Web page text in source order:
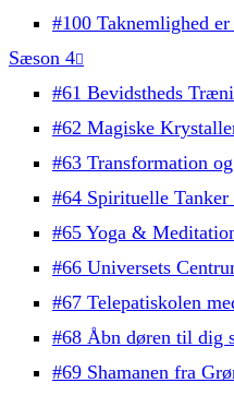
#100 Taknemlighed
Sæson 4
#61 Bevidstheds
#62 Magiske
#63 Transformation
#64 Spirituelle
#65 Yoga &
#66 Universets
#67 Telepatiskolen
#68 Åbn døren til dig
#69 Shamanen fra